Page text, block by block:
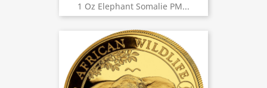
1 Oz Elephant Somalie PM...